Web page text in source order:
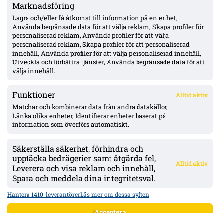
Marknadsföring
Lagra och/eller få åtkomst till information på en enhet,
Använda begränsade data för att välja reklam, Skapa profiler för
personaliserad reklam, Använda profiler för att välja
personaliserad reklam, Skapa profiler för att personaliserad
innehåll, Använda profiler för att välja personaliserad innehåll,
Utveckla och förbättra tjänster, Använda begränsade data för att
välja innehåll.
Funktioner Alltid aktiv
Matchar och kombinerar data från andra datakällor,
Länka olika enheter, Identifierar enheter baserat på
information som överförs automatiskt.
Säkerställa säkerhet, förhindra och
upptäcka bedrägerier samt åtgärda fel,
Leverera och visa reklam och innehåll,
Spara och meddela dina integritetsval.
Alltid aktiv
Hantera 1410-leverantörerLäs mer om dessa syften
MFF:s vänsterback: Johan Karlsson eller Theodor Lundbergh –
John skadad, Busanello och Kurtulus avstängda; Malte Frejd
Pålsson in bredvid Djurić, 17-årige Hidalgo aktuell
Julius Beck öppen för Elfsborg-köp – lån säsongen ut med
option, Sturm Graz-kontrakt till 2029
ÖVERSIKT
Nyheter & Reportage
Spelarbetyg
KONTAKT
kontakt@bollsvenskan.se
redaktionen@bollsvenskan.se
jobb@bollsvenskan.se
ÖVRIGT